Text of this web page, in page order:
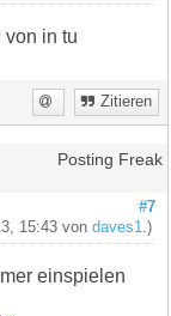
von in tu
Zitieren
Posting Freak
#7
15:43 vondaves1 .)
einspielen